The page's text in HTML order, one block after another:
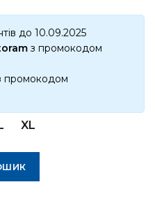
до 10.09.2025
з промокодом
промокодом
XL